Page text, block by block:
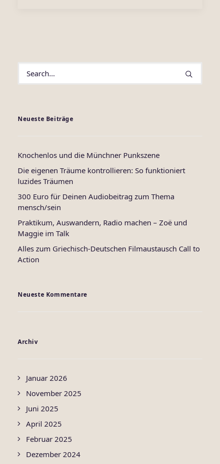
Neueste Beiträge
Knochenlos und die Münchner Punkszene
Die eigenen Träume kontrollieren: So funktioniert
luzides Träumen
300 Euro für Deinen Audiobeitrag zum Thema
mensch/sein
Praktikum, Auswandern, Radio machen – Zoë und
Maggie im Talk
Alles zum Griechisch-Deutschen Filmaustausch Call to
Action
Neueste Kommentare
Archiv
Januar 2026
November 2025
Juni 2025
April 2025
Februar 2025
Dezember 2024